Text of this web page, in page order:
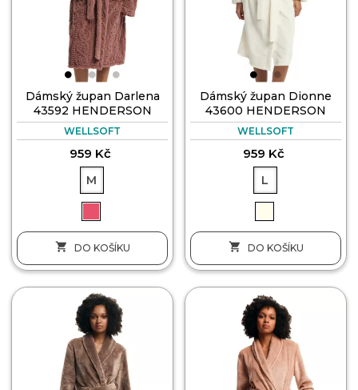
Dámský župan Darlena
43592 HENDERSON
WELLSOFT
959 Kč
M
 DO KOŠÍKU
Dámský župan Dionne
43600 HENDERSON
WELLSOFT
959 Kč
L
 DO KOŠÍKU